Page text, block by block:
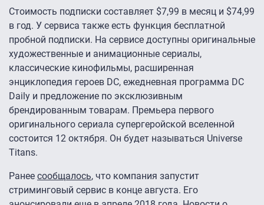
Стоимость подписки составляет $7,99 в месяц и $74,99
в год. У сервиса также есть функция бесплатной
пробной подписки. На сервисе доступны оригинальные
художественные и анимационные сериалы,
классические кинофильмы, расширенная
энциклопедия героев DC, ежедневная программа DC
Daily и предложение по эксклюзивным
брендированным товарам. Премьера первого
оригинального сериала супергеройской вселенной
состоится 12 октября. Он будет называться Universe
Titans.
Ранее сообщалось, что компания запустит
стриминговый сервис в конце августа. Его